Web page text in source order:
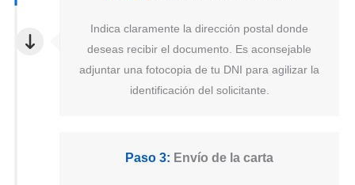
Indica claramente la dirección postal donde
deseas recibir el documento. Es aconsejable
adjuntar una fotocopia de tu DNI para agilizar la
identificación del solicitante.
Paso 3: Envío de la carta